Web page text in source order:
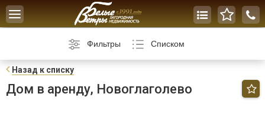
Toggle
navigation
Фильтры Списком
Назад к списку
Дом в аренду, Новоглаголево